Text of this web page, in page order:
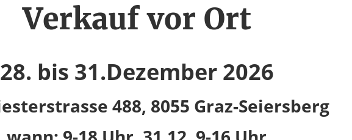
Verkauf vor Ort
28. bis 31.Dezember 2026
488, 8055 Graz-Seiersberg